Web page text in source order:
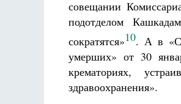
совещании
подотделом
сократятся»10. А в
умерших» от 30
крематориях,
здравоохранения».